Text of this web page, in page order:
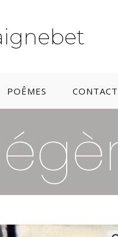
POÊMES